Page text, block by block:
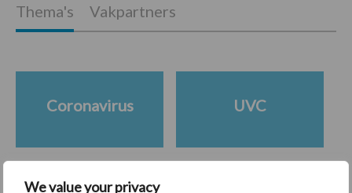
We value your privacy
Thema's Vakpartners
Coronavirus UVC